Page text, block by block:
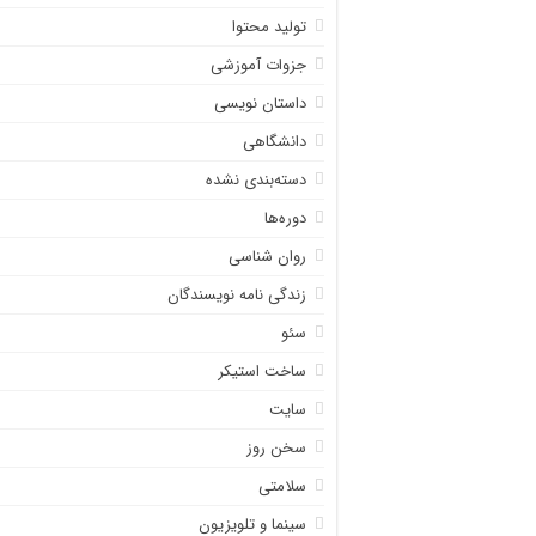
تولید محتوا
جزوات آموزشی
داستان نویسی
دانشگاهی
دسته‌بندی نشده
دوره‌ها
روان شناسی
زندگی نامه نویسندگان
سئو
ساخت استیکر
سایت
سخن روز
سلامتی
سینما و تلویزیون